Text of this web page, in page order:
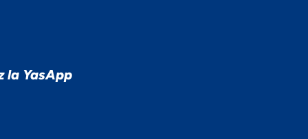
la YasApp